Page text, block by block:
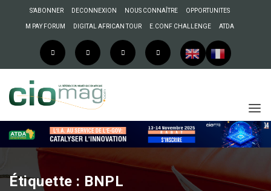
S’ABONNER DECONNEXION NOUS CONNAÎTRE OPPORTUNITES
M PAY FORUM DIGITAL AFRICAN TOUR E.CONF CHALLENGE ATDA
Étiquette : BNPL